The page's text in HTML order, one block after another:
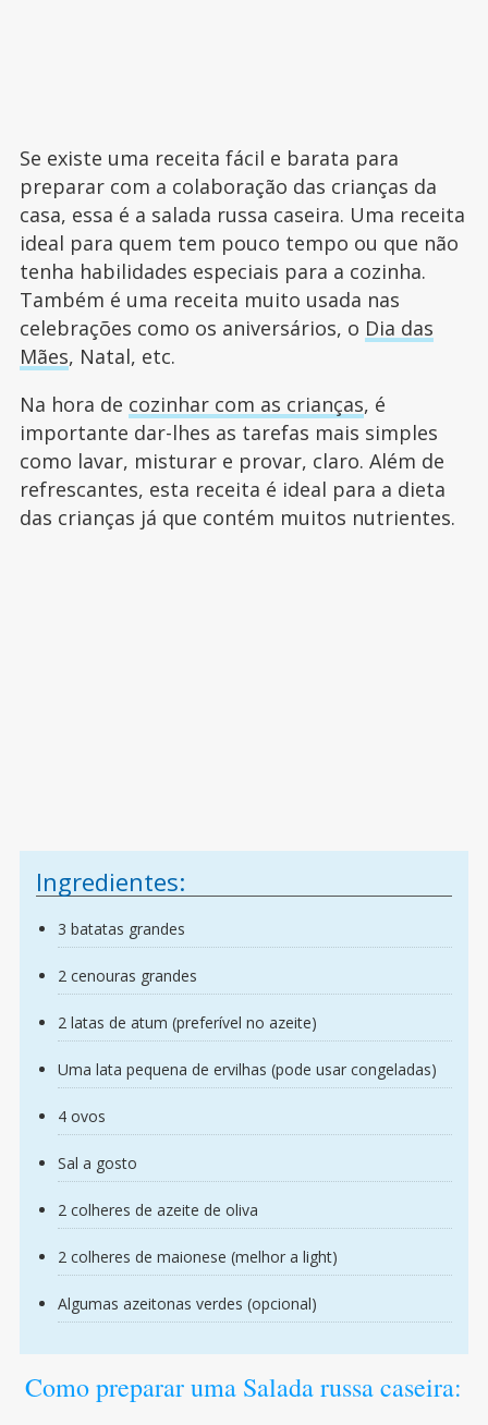
Se existe uma receita fácil e barata para
preparar com a colaboração das crianças da
casa, essa é a salada russa caseira. Uma receita
ideal para quem tem pouco tempo ou que não
tenha habilidades especiais para a cozinha.
Também é uma receita muito usada nas
celebrações como os aniversários, o Dia das
Mães, Natal, etc.
Na hora de cozinhar com as crianças, é
importante dar-lhes as tarefas mais simples
como lavar, misturar e provar, claro. Além de
refrescantes, esta receita é ideal para a dieta
das crianças já que contém muitos nutrientes.
Ingredientes:
3 batatas grandes
2 cenouras grandes
2 latas de atum (preferível no azeite)
Uma lata pequena de ervilhas (pode usar congeladas)
4 ovos
Sal a gosto
2 colheres de azeite de oliva
2 colheres de maionese (melhor a light)
Algumas azeitonas verdes (opcional)
Como preparar uma Salada russa caseira: